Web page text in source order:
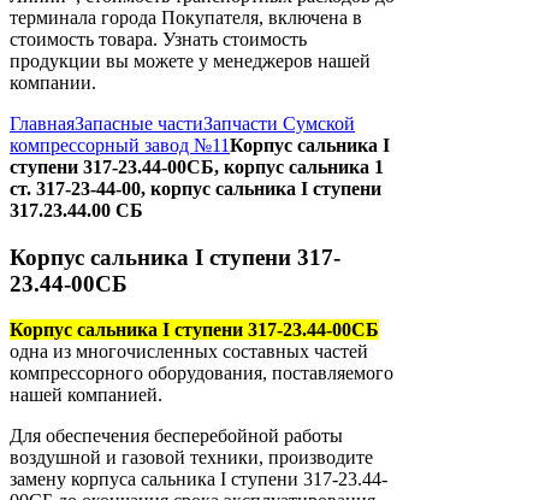
терминала города Покупателя, включена в
стоимость товара. Узнать стоимость
продукции вы можете у менеджеров нашей
компании.
ГлавнаяЗапасные частиЗапчасти Сумской
компрессорный завод №11Корпус сальника I
ступени 317-23.44-00СБ, корпус сальника 1
ст. 317-23-44-00, корпус сальника I ступени
317.23.44.00 СБ
Корпус сальника I ступени 317-
23.44-00СБ
Корпус сальника I ступени 317-23.44-00СБ
одна из многочисленных составных частей
компрессорного оборудования, поставляемого
нашей компанией.
Для обеспечения бесперебойной работы
воздушной и газовой техники, производите
замену корпуса сальника І ступени 317-23.44-